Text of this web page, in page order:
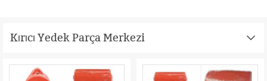
Kırıcı Yedek Parça Merkezi